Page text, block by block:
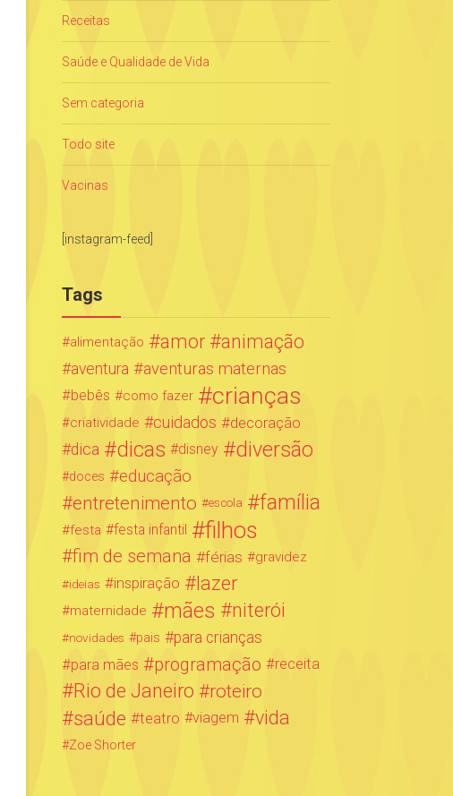
Receitas
Saúde e Qualidade de Vida
Sem categoria
Todo site
Vacinas
[instagram-feed]
Tags
alimentação amor animação
aventura aventuras maternas
bebês como fazer crianças
criatividade cuidados
decoração
dica
dicas disney diversão
doces educação
entretenimento escola família
festa festa infantil filhos
fim de semana férias gravidez
ideias inspiração lazer
maternidade mães niterói
novidades pais
para crianças
para mães
programação receita
Rio de Janeiro roteiro
saúde teatro viagem vida
Zoe Shorter